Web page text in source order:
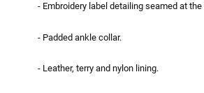
- Embroidery label detailing seamed at the
- Padded ankle collar.
- Leather, terry and nylon lining.